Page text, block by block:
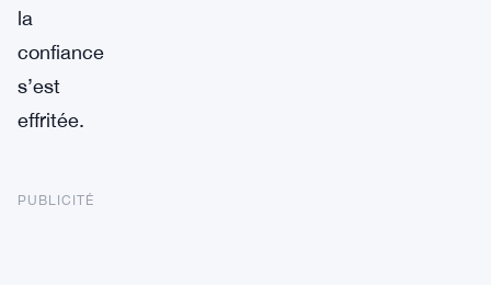
la
confiance
s’est
effritée.
PUBLICITÉ